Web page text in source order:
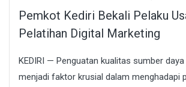
Pemkot Kediri Bekali Pelaku
Pelatihan Digital Marketing
KEDIRI — Penguatan kualitas sumber
menjadi faktor krusial dalam menghadapi